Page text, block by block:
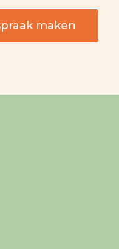
maken